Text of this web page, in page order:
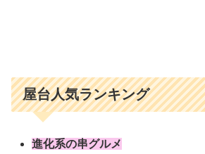
屋台人気ランキング
進化系の串グルメ